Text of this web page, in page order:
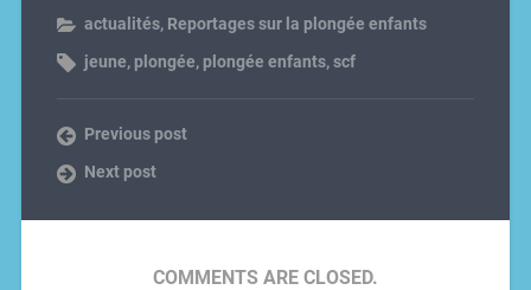
actualités, Reportages sur la plongée enfants
jeune, plongée, plongée enfants,scf
Previous post
Next post
COMMENTS ARE CLOSED.